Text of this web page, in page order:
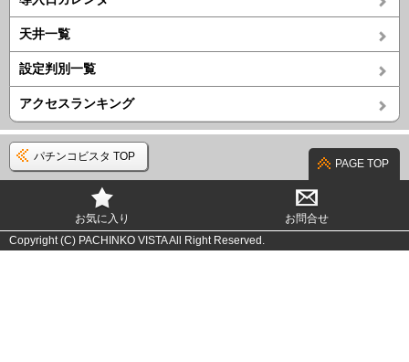
天井一覧
設定判別一覧
アクセスランキング
パチンコビスタ TOP
PAGE TOP
お気に入り
お問合せ
Copyright (C) PACHINKO VISTA All Right Reserved.